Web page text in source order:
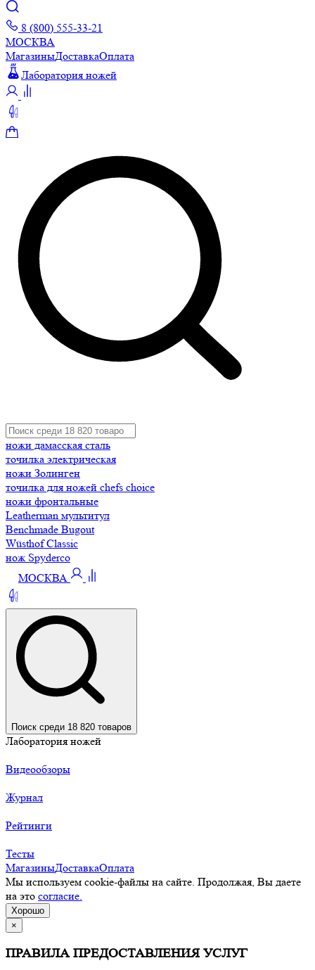
8 (800) 555-33-21
МОСКВА
МагазиныДоставкаОплата
Лаборатория ножей
ножи дамасская сталь
точилка электрическая
ножи Золинген
точилка для ножей chefs choice
ножи фронтальные
Leatherman мультитул
Benchmade Bugout
Wüsthof Classic
нож Spyderco
МОСКВА
Поиск среди 18 820 товаров
Лаборатория ножей
Видеообзоры
Журнал
Рейтинги
Тесты
МагазиныДоставкаОплата
Мы используем cookie-файлы на сайте. Продолжая, Вы даете
на это согласие.
Хорошо
×
ПРАВИЛА ПРЕДОСТАВЛЕНИЯ УСЛУГ